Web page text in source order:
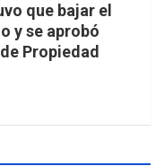
que bajar el
y se aprobó
Propiedad